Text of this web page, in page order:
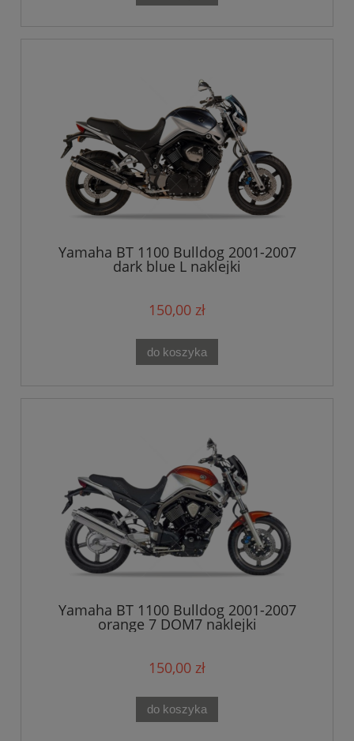
Yamaha BT 1100 Bulldog 2001-2007
dark blue L naklejki
150,00 zł
do koszyka
Yamaha BT 1100 Bulldog 2001-2007
orange 7 DOM7 naklejki
150,00 zł
do koszyka